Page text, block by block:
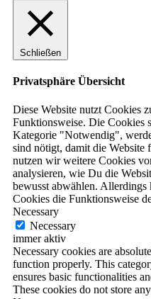
Schließen
Privatsphäre Übersicht
Diese Website nutzt Cookies
Funktionsweise. Die Cookies
Kategorie "Notwendig",
sind nötigt, damit die Website
nutzen wir weitere Cookies
analysieren, wie Du die
bewusst abwählen. Allerdings
Cookies die Funktionsweise
Necessary
Necessary
immer aktiv
Necessary cookies are
function properly. This
ensures basic functionalities
These cookies do not store